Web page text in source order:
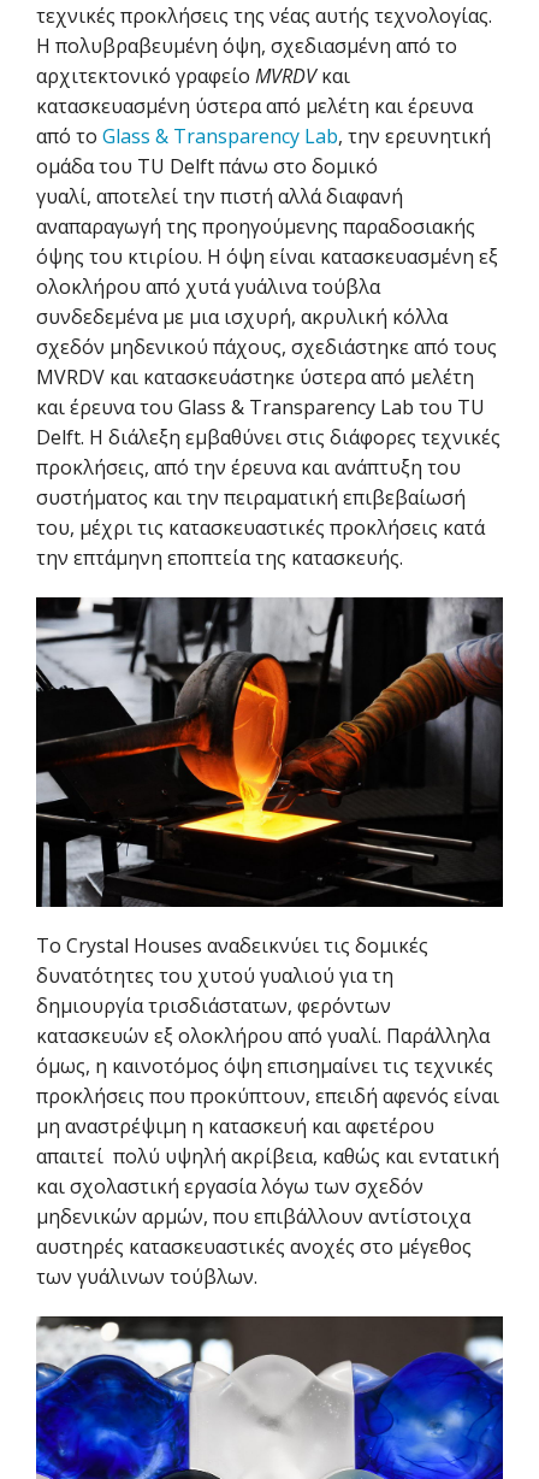
τεχνικές προκλήσεις της νέας αυτής τεχνολογίας.
Η πολυβραβευμένη όψη, σχεδιασμένη από το
αρχιτεκτονικό γραφείο MVRDVκαι
κατασκευασμένη ύστερα από μελέτη και έρευνα
από το Glass & Transparency Lab, την ερευνητική
ομάδα του TU Delft πάνω στο δομικό
γυαλί, αποτελεί την πιστή αλλά διαφανή
αναπαραγωγή της προηγούμενης παραδοσιακής
όψης του κτιρίου. Η όψη είναι κατασκευασμένη εξ
ολοκλήρου από χυτά γυάλινα τούβλα
συνδεδεμένα με μια ισχυρή, ακρυλική κόλλα
σχεδόν μηδενικού πάχους, σχεδιάστηκε από τους
MVRDV και κατασκευάστηκε ύστερα από μελέτη
και έρευνα του Glass & Transparency Lab του TU
Delft. Η διάλεξη εμβαθύνει στις διάφορες τεχνικές
προκλήσεις, από την έρευνα και ανάπτυξη του
συστήματος και την πειραματική επιβεβαίωσή
του, μέχρι τις κατασκευαστικές προκλήσεις κατά
την επτάμηνη εποπτεία της κατασκευής.
Το Crystal Houses αναδεικνύει τις δομικές
δυνατότητες του χυτού γυαλιού για τη
δημιουργία τρισδιάστατων, φερόντων
κατασκευών εξ ολοκλήρου από γυαλί. Παράλληλα
όμως, η καινοτόμος όψη επισημαίνει τις τεχνικές
προκλήσεις που προκύπτουν, επειδή αφενός είναι
μη αναστρέψιμη η κατασκευή και αφετέρου
απαιτεί πολύ υψηλή ακρίβεια, καθώς και εντατική
και σχολαστική εργασία λόγω των σχεδόν
μηδενικών αρμών, που επιβάλλουν αντίστοιχα
αυστηρές κατασκευαστικές ανοχές στο μέγεθος
των γυάλινων τούβλων.